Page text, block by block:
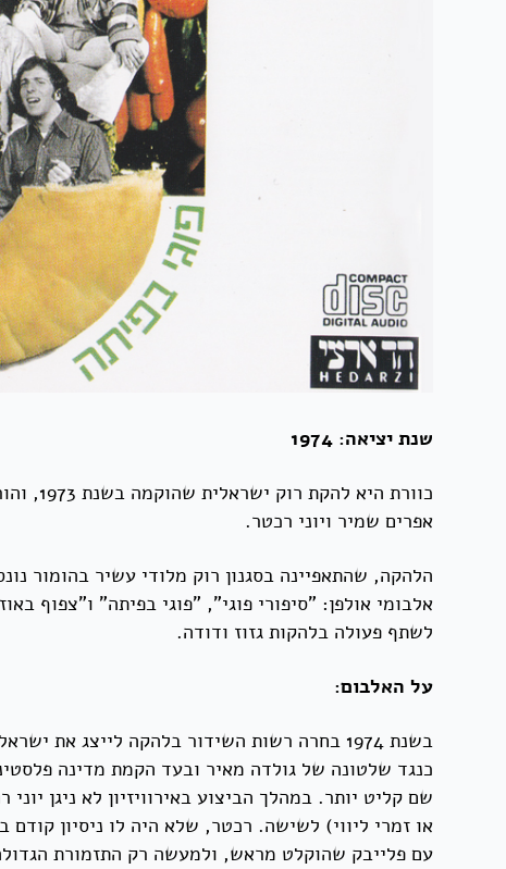
שנת יציאה: 1974
אפרים שמיר ויוני רכטר.
אלבומי אולפן: "סיפורי פוגי", "פוגי בפיתה" ו"צפוף
לשתף פעולה בלהקות גזוז ודודה.
על האלבום:
שם קליט יותר. במהלך הביצוע באירוויזיון לא ניגן
או זמרי ליווי) לשישה. רכטר, שלא היה לו ניסיון
עם פלייבק שהוקלט מראש, ולמעשה רק התזמורת